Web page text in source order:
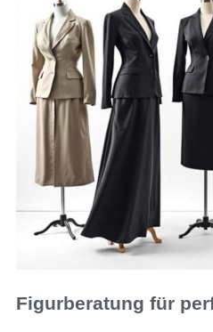
Figurberatung für